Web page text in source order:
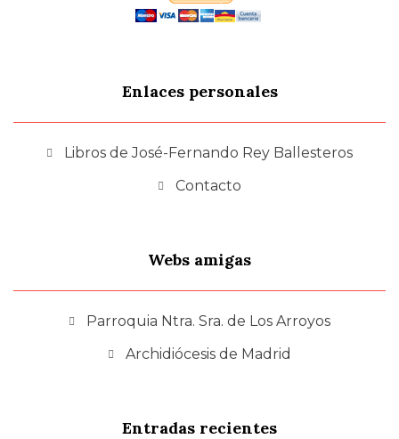
Enlaces personales
Libros de José-Fernando Rey Ballesteros
Contacto
Webs amigas
Parroquia Ntra. Sra. de Los Arroyos
Archidiócesis de Madrid
Entradas recientes